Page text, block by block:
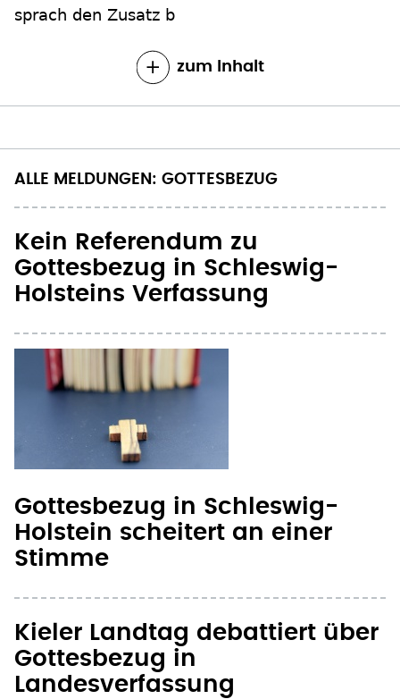
sprach den Zusatz b
zum Inhalt
ALLE MELDUNGEN: GOTTESBEZUG
Kein Referendum zu
Gottesbezug in Schleswig-
Holsteins Verfassung
Gottesbezug in Schleswig-
Holstein scheitert an einer
Stimme
Kieler Landtag debattiert über
Gottesbezug in
Landesverfassung